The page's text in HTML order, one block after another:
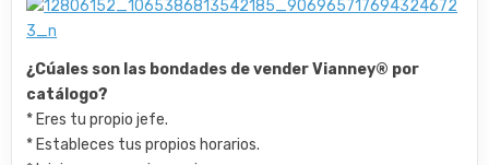
¿Cúales son las bondades de vender Vianney® por
catálogo?
* Eres tu propio jefe.
* Estableces tus propios horarios.